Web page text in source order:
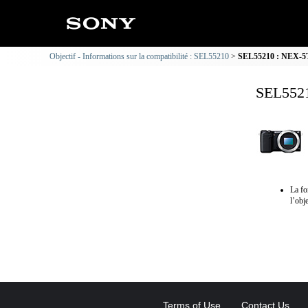
Objectif - Informations sur la compatibilité : SEL55210 SEL55210 : NEX-
La
Terms of Use Contact Us